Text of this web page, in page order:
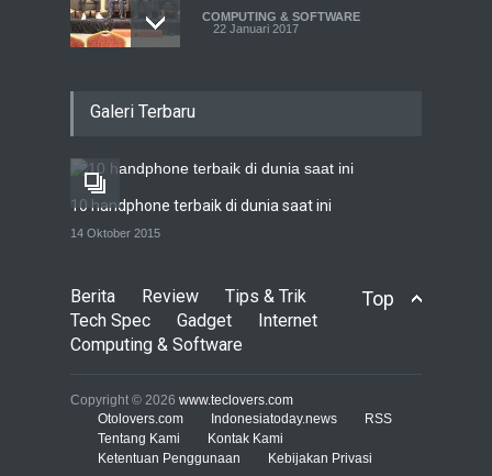
COMPUTING & SOFTWARE
22 Januari 2017
COMPUTING & SOFTWARE
22 Januari 2017
TECH SPEC 8 Januari 2017
serangan siber 2017 kian
gencar
COMPUTING & SOFTWARE
7 Januari 2017
Galeri Terbaru
10 handphone terbaik di dunia saat ini
14 Oktober 2015
Top
Berita Review
Tips & Trik
Tech Spec
Gadget
Internet
Computing & Software
Copyright © 2026 www.teclovers.com
Otolovers.com
Indonesiatoday.news
RSS
Tentang Kami
Kontak Kami
Ketentuan Penggunaan
Kebijakan Privasi